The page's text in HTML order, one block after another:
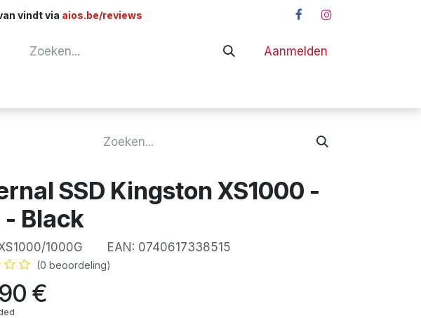
vindt via aios.be/reviews
Aanmelden
SSD Kingston XS1000 -
- Black
1000G EAN: 0740617338515
(0 beoordeling)
€